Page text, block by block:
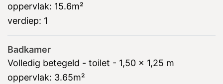
oppervlak: 15.6m²
verdiep: 1
Badkamer
Volledig betegeld - toilet - 1,50 x 1,25 m
oppervlak: 3.65m²